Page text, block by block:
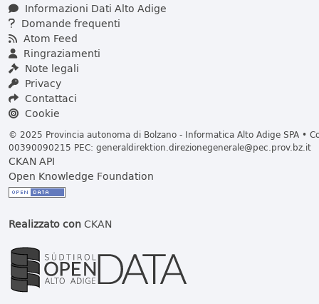
Informazioni Dati Alto Adige
Domande frequenti
Atom Feed
Ringraziamenti
Note legali
Privacy
Contattaci
Cookie
© 2025 Provincia autonoma di Bolzano - Informatica Alto Adige SPA •
00390090215 PEC: generaldirektion.direzionegenerale@pec.prov.bz.it
CKAN API
Open Knowledge Foundation
Realizzato conCKAN